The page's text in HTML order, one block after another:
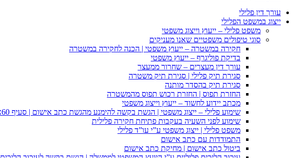
עורך דין פלילי
ייצוג במשפט הפלילי
משפט פלילי – ייעוץ וייצוג משפטי
סוגי טיפולים משפטיים שאנו מעניקים
חקירה במשטרה – ייעוץ משפטי | הכנה לחקירה במשטרה
בדיקת פוליגרף – ייעוץ משפטי
עורך דין מעצרים – שחרור ממעצר
סגירת תיק פלילי | סגירת תיק משטרה
סגירת תיק בהסדר מותנה
החזרת תפוס | החזרת רכוש תפוס מהמשטרה
מכתב יידוע לחשוד – ייעוץ וייצוג משפטי
שימוע פלילי – ייצוג משפטי | הגשת בקשה להימנע מהגשת כתב אישום | סעיף 60א
שימוע לפני השעיה בעקבות פתיחת חקירה פלילית
משפט פלילי | ייצוג משפטי ע”י עו”ד פלילי
התמודדות עם כתב אישום
ביטול כתב אישום | מחיקת כתב אישום